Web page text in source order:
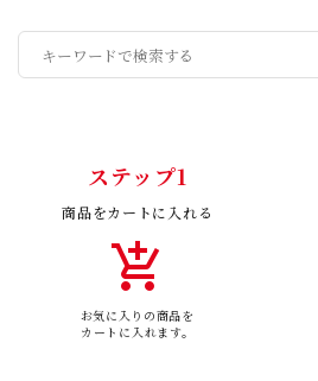
ステップ1
商品をカートに入れる
add_shopping_cart
お気に入りの商品を
カートに入れます。